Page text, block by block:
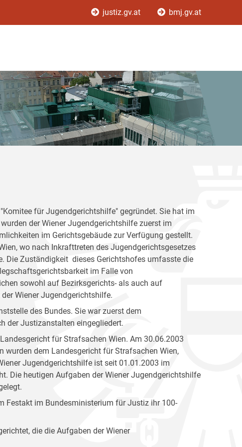
justiz.gv.at bmj.gv.at
für Jugendgerichtshilfe" gegründet. Sie hat im
der Wiener Jugendgerichtshilfe zuerst im
im Gerichtsgebäude zur Verfügung gestellt.
wo nach Inkrafttreten des Jugendgerichtsgesetzes
Die Zuständigkeit dieses Gerichtshofes umfasste die
im Falle von
sowohl auf Bezirksgerichts- als auch auf
Wiener Jugendgerichtshilfe.
des Bundes. Sie war zuerst dem
der Justizanstalten eingegliedert.
für Strafsachen Wien. Am 30.06.2003
wurden dem Landesgericht für Strafsachen Wien,
Jugendgerichtshilfe ist seit 01.01.2003 im
Die heutigen Aufgaben der Wiener Jugendgerichtshilfe
Festakt im Bundesministerium für Justiz ihr 100-
die die Aufgaben der Wiener